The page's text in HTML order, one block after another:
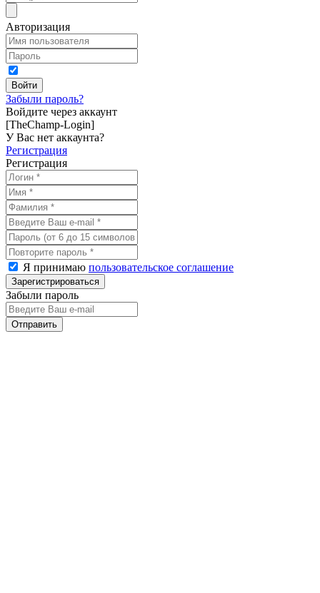
Авторизация
Забыли пароль?
Войдите через аккаунт
[TheChamp-Login]
У Вас нет аккаунта?
Регистрация
Регистрация
Я принимаю пользовательское соглашение
Забыли пароль